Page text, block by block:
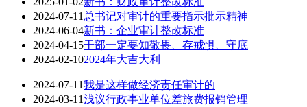
2024-07-11 总书记对审计的重要指示批示精神
2024-06-04新书：企业审计整改标准
2024-04-15干部一定要知敬畏、存戒惧、守底
2024-02-102024年大吉大利
2024-07-11我是这样做经济责任审计的
2024-03-11浅议行政事业单位差旅费报销管理